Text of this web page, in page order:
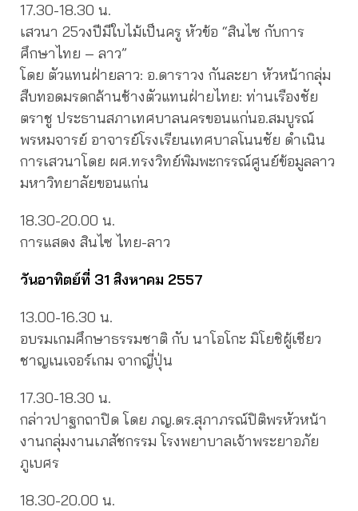
17.30-18.30 น.
เสวนา 25วงปีมีใบไม้เป็นครู หัวข้อ “สินไซ กับการ
ศึกษาไทย – ลาว”
โดย ตัวแทนฝ่ายลาว: อ.ดาราวง กันละยา หัวหน้ากลุ่ม
สืบทอดมรดกล้านช้างตัวแทนฝ่ายไทย: ท่านเรืองชัย
ตราชู ประธานสภาเทศบาลนครขอนแก่นอ.สมบูรณ์
พรหมจารย์ อาจารย์โรงเรียนเทศบาลโนนชัย ดำเนิน
การเสวนาโดย ผศ.ทรงวิทย์พิมพะกรรณ์ศูนย์ข้อมูลลาว
มหาวิทยาลัยขอนแก่น
18.30-20.00 น.
การแสดง สินไซ ไทย-ลาว
วันอาทิตย์ที่ 31 สิงหาคม 2557
13.00-16.30 น.
อบรมเกมศึกษาธรรมชาติ กับ นาโอโกะ มิโยชิผู้เชียว
ชาญเนเจอร์เกม จากญี่ปุ่น
17.30-18.30 น.
กล่าวปาฐกถาปิด โดย ภญ.ดร.สุภาภรณ์ปิติพรหัวหน้า
งานกลุ่มงานเภสัชกรรม โรงพยาบาลเจ้าพระยาอภัย
ภูเบศร
18.30-20.00 น.